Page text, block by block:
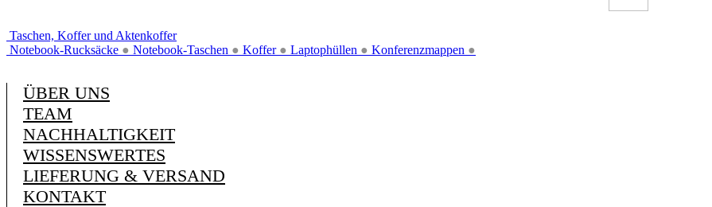
Taschen, Koffer und Aktenkoffer
Notebook-Rucksäcke ● Notebook-Taschen ● Koffer ● Laptophüllen ● Konferenzmappen ●
ÜBER UNS
TEAM
NACHHALTIGKEIT
WISSENSWERTES
LIEFERUNG & VERSAND
KONTAKT